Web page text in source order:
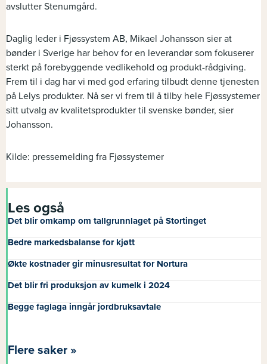
avslutter Stenumgård.
Daglig leder i Fjøssystem AB, Mikael Johansson sier at
bønder i Sverige har behov for en leverandør som fokuserer
sterkt på forebyggende vedlikehold og produkt-rådgiving.
Frem til i dag har vi med god erfaring tilbudt denne tjenesten
på Lelys produkter. Nå ser vi frem til å tilby hele Fjøssystemer
sitt utvalg av kvalitetsprodukter til svenske bønder, sier
Johansson.
Kilde: pressemelding fra Fjøssystemer
Les også
Det blir omkamp om tallgrunnlaget på Stortinget
Bedre markedsbalanse for kjøtt
Økte kostnader gir minusresultat for Nortura
Det blir fri produksjon av kumelk i 2024
Begge faglaga inngår jordbruksavtale
Flere saker »